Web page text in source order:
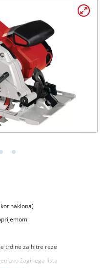
naklona)
trdine za hitre reze
žaginega lista